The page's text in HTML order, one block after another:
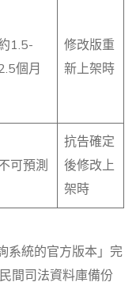
1.5-
個月
修改版重
新上架時
可預測
抗告確定
後修改上
架時
系統的官方版本」完
間司法資料庫備份